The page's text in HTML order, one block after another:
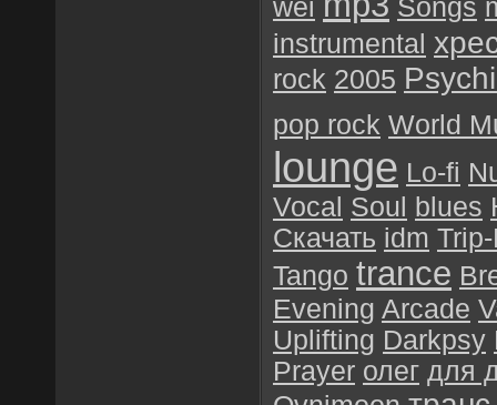
wei
Songs
instrumental
rock 2005
pop rock World
lounge Lo-fi
Vocal Soul blues
Скачать idm
Tango trance
Evening Arcade
Uplifting Darkpsy
Prayer олег для